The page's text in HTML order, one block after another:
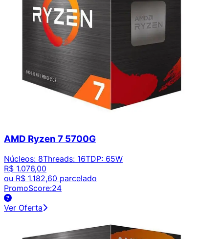
AMD Ryzen 7 5700G
Núcleos: 8Threads: 16TDP: 65W
R$ 1.076,00
ou R$ 1.182,60 parcelado
PromoScore:24
Ver Oferta